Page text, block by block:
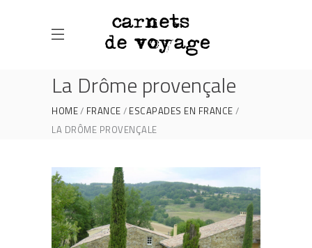
La Drôme provençale
HOME FRANCE
ESCAPADES EN FRANCE
LA DRÔME PROVENÇALE